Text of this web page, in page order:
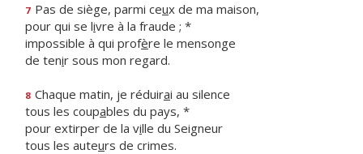
7 Pas de siège, parmi ceux de ma maison,
pour qui se livre à la fraude ; *
impossible à qui profère le mensonge
de tenir sous mon regard.
8 Chaque matin, je réduirai au silence
tous les coupables du pays, *
pour extirper de la ville du Seigneur
tous les auteurs de crimes.